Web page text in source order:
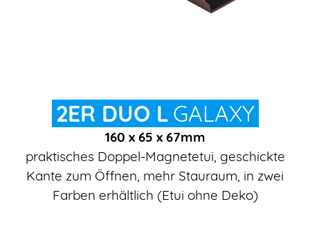
2ER DUO L GALAXY
160 x 65 x 67mm
praktisches Doppel-Magnetetui, geschickte
Kante zum Öffnen, mehr Stauraum, in zwei
Farben erhältlich (Etui ohne Deko)